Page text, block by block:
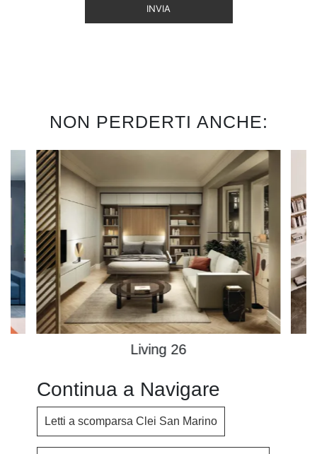
INVIA
NON PERDERTI ANCHE:
Living 26
Continua a Navigare
Letti a scomparsa Clei San Marino